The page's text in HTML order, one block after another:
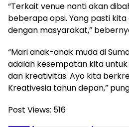
“Terkait venue nanti akan
beberapa opsi. Yang pasti
dengan masyarakat,”
“Mari anak-anak muda di
adalah kesempatan kita
dan kreativitas. Ayo kita
Kreativesia tahun depan,”
Post Views: 516